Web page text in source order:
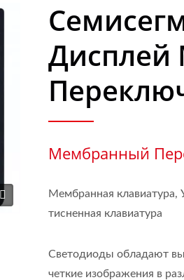
Мембранный
Мембранная клавиатура,
тисненная клавиатура
Светодиоды обладают
четкие изображения в